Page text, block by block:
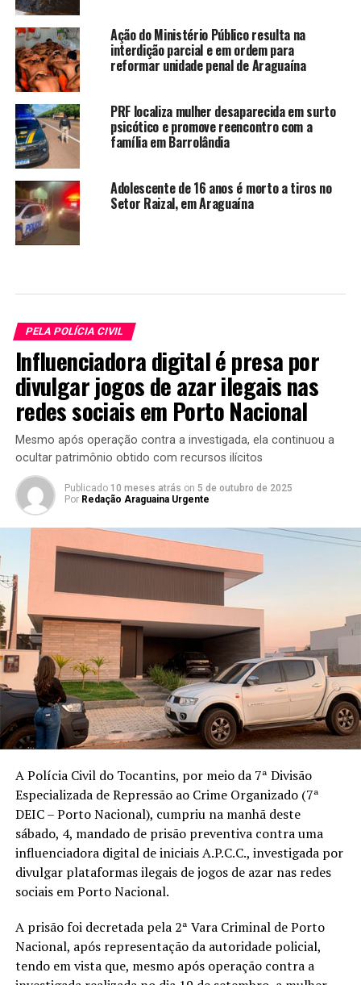
Ação do Ministério Público resulta na
interdição parcial e em ordem para
reformar unidade penal de Araguaína
PRF localiza mulher desaparecida em surto
psicótico e promove reencontro com a
família em Barrolândia
Adolescente de 16 anos é morto a tiros no
Setor Raizal, em Araguaína
PELA POLÍCIA CIVIL
Influenciadora digital é presa por
divulgar jogos de azar ilegais nas
redes sociais em Porto Nacional
Mesmo após operação contra a investigada, ela continuou a
ocultar patrimônio obtido com recursos ilícitos
Publicado 10 meses atrás on 5 de outubro de 2025
Por Redação Araguaina Urgente
A Polícia Civil do Tocantins, por meio da 7ª Divisão
Especializada de Repressão ao Crime Organizado (7ª
DEIC – Porto Nacional), cumpriu na manhã deste
sábado, 4, mandado de prisão preventiva contra uma
influenciadora digital de iniciais A.P.C.C., investigada por
divulgar plataformas ilegais de jogos de azar nas redes
sociais em Porto Nacional.
A prisão foi decretada pela 2ª Vara Criminal de Porto
Nacional, após representação da autoridade policial,
tendo em vista que, mesmo após operação contra a